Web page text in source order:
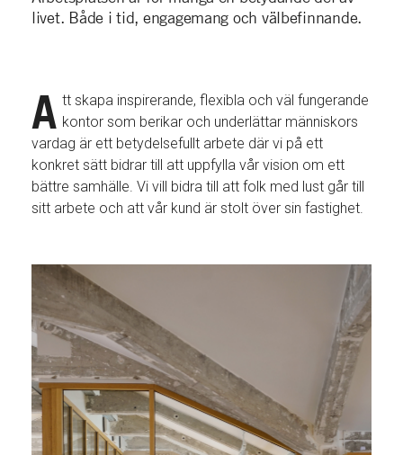
livet. Både i tid, engagemang och välbefinnande.
A tt skapa inspirerande, flexibla och väl fungerande
kontor som berikar och underlättar människors
vardag är ett betydelsefullt arbete där vi på ett
konkret sätt bidrar till att uppfylla vår vision om ett
bättre samhälle. Vi vill bidra till att folk med lust går till
sitt arbete och att vår kund är stolt över sin fastighet.